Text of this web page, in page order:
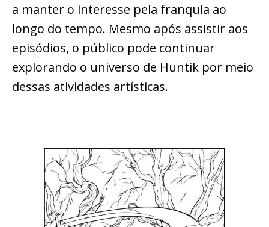
a manter o interesse pela franquia ao
longo do tempo. Mesmo após assistir aos
episódios, o público pode continuar
explorando o universo de Huntik por meio
dessas atividades artísticas.